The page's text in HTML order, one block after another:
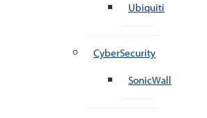
Ubiquiti
CyberSecurity
SonicWall